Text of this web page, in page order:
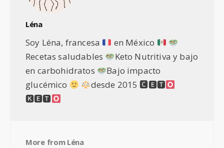
Léna
Soy Léna, francesa
en México
Recetas saludables
Keto Nutritiva y bajo
en carbohidratos
Bajo impacto
glucémico
desde 2015 🅲🅴🆃
🅺🅴🆃
More from Léna